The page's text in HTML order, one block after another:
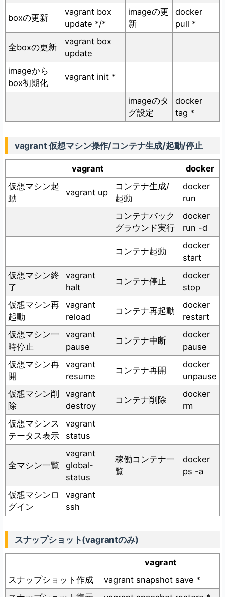
boxの更新
vagrant box
update */*
imageの更
新
docker
pull *
全boxの更新
vagrant box
update
imageから
box初期化
vagrant init *
imageのタ
グ設定
docker
tag *
vagrant 仮想マシン操作/コンテナ生成/起動/停止
vagrant
docker
仮想マシン起
動
vagrant up
コンテナ生成/
起動
docker
run
コンテナバック
グラウンド実行
docker
run -d
コンテナ起動
docker
start
仮想マシン終
了
vagrant
halt
コンテナ停止
docker
stop
仮想マシン再
起動
vagrant
reload
コンテナ再起動
docker
restart
仮想マシン一
時停止
vagrant
pause
コンテナ中断
docker
pause
仮想マシン再
開
vagrant
resume
コンテナ再開
docker
unpause
仮想マシン削
除
vagrant
destroy
コンテナ削除
docker
rm
仮想マシンス
テータス表示
vagrant
status
全マシン一覧
vagrant
global-
status
稼働コンテナ一
覧
docker
ps -a
仮想マシンロ
グイン
vagrant
ssh
スナップショット(vagrantのみ)
vagrant
スナップショット作成
vagrant snapshot save *